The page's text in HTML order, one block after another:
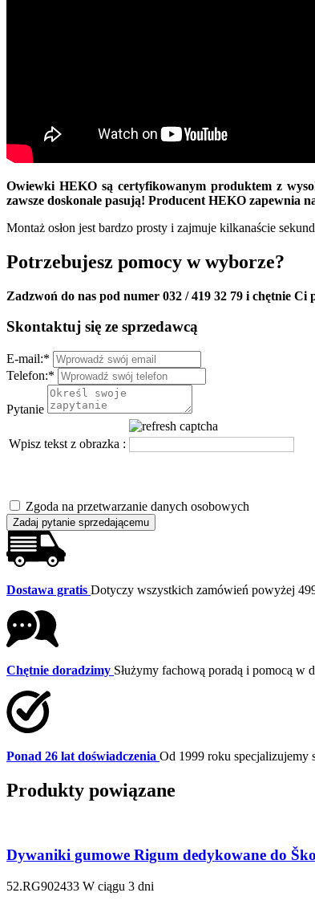
Owiewki HEKO są certyfikowanym produktem z
zawsze doskonale pasują! Producent HEKO zapewnia
Montaż osłon jest bardzo prosty i zajmuje kilkanaście
Potrzebujesz pomocy w wyborze?
Zadzwoń do nas pod numer 032 / 419 32 79 i chętnie Ci
Skontaktuj się ze sprzedawcą
E-mail:*
Telefon:*
Pytanie
Wpisz tekst z obrazka :
Zgoda na przetwarzanie danych osobowych
Zadaj pytanie sprzedającemu
Dostawa gratis Dotyczy wszystkich zamówień powyżej
Chętnie doradzimy Służymy fachową poradą i pomocą w
Ponad 26 lat doświadczenia Od 1999 roku specjalizujemy
Produkty powiązane
Dywaniki gumowe Rigum dedykowane do
52.RG902433 W ciągu 3 dni